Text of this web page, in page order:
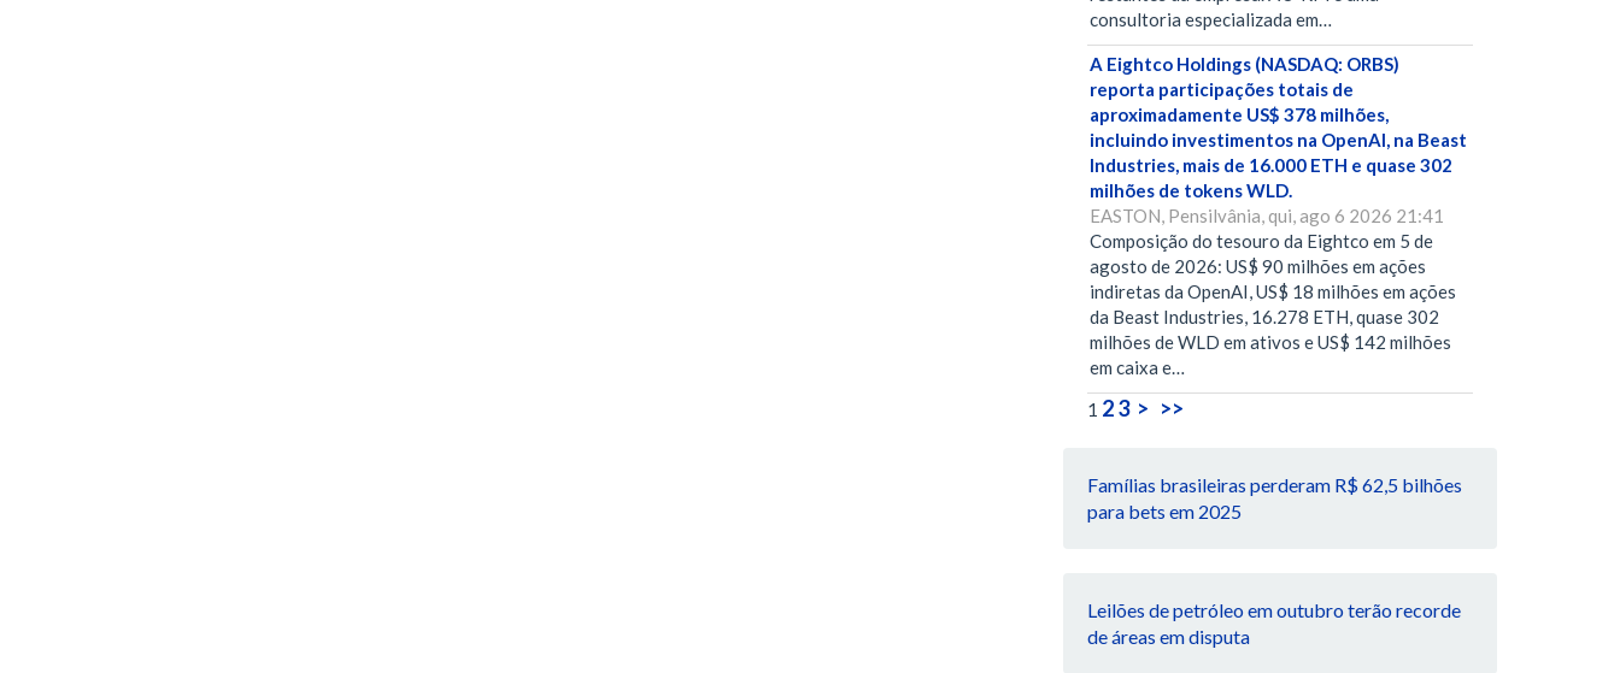
consultoria especializada em…
A Eightco Holdings (NASDAQ: ORBS)
reporta participações totais de
aproximadamente US$ 378 milhões,
incluindo investimentos na OpenAI, na Beast
Industries, mais de 16.000 ETH e quase 302
milhões de tokens WLD.
EASTON, Pensilvânia, qui, ago 6 2026 21:41
Composição do tesouro da Eightco em 5 de
agosto de 2026: US$ 90 milhões em ações
indiretas da OpenAI, US$ 18 milhões em ações
da Beast Industries, 16.278 ETH, quase 302
milhões de WLD em ativos e US$ 142 milhões
em caixa e…
1 23 > >>
Famílias brasileiras perderam R$ 62,5 bilhões
para bets em 2025
Leilões de petróleo em outubro terão recorde
de áreas em disputa